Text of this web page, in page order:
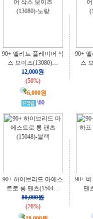
90+ 엘리트 플레이어 삭
스 보이즈(13080)…
12,000원
(50%)
6,000원
\60
90+
스
90+ 하이브리드 마에스
트로 롱 팬츠(1504…
80,000원
(76%)
90+
팬